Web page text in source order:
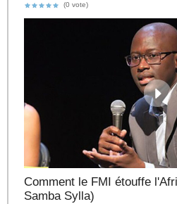
(0 vote)
Comment le FMI étouffe
Samba Sylla)